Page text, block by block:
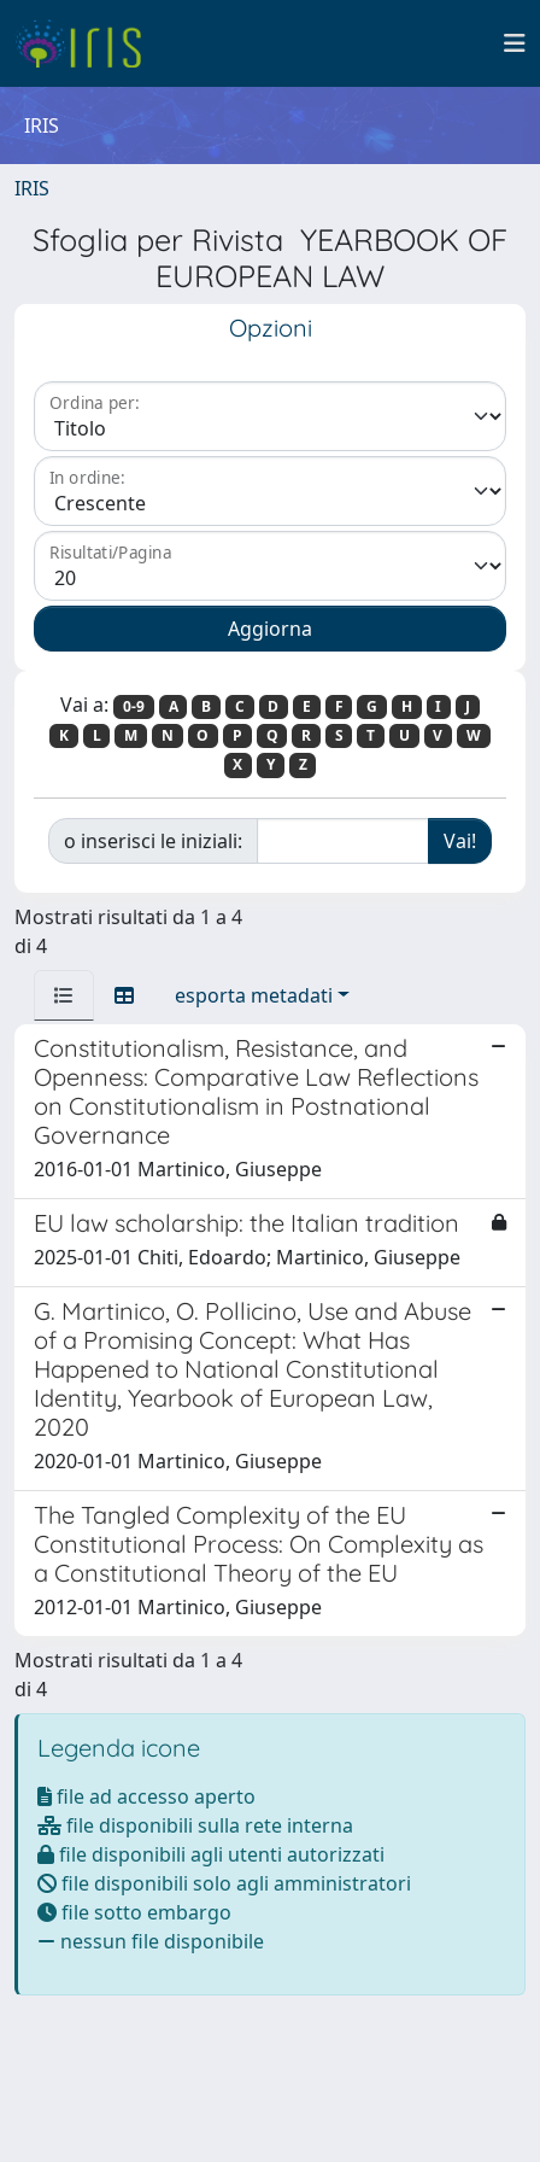
IRIS
IRIS
Sfoglia per Rivista YEARBOOK OF
EUROPEAN LAW
Opzioni
Ordina per:
In ordine:
Risultati/Pagina
Vai a: 0-9 A B C D E F G H I
J
K
L M N O P Q R S T U V
W
X
Y Z
o inserisci le iniziali:
Mostrati risultati da 1 a 4
di 4
esporta metadati
Constitutionalism, Resistance, and
Openness: Comparative Law Reflections
on Constitutionalism in Postnational
Governance
2016-01-01 Martinico, Giuseppe
EU law scholarship: the Italian tradition
2025-01-01 Chiti, Edoardo; Martinico, Giuseppe
G. Martinico, O. Pollicino, Use and Abuse
of a Promising Concept: What Has
Happened to National Constitutional
Identity, Yearbook of European Law,
2020
2020-01-01 Martinico, Giuseppe
The Tangled Complexity of the EU
Constitutional Process: On Complexity as
a Constitutional Theory of the EU
2012-01-01 Martinico, Giuseppe
Mostrati risultati da 1 a 4
di 4
Legenda icone
file ad accesso aperto
file disponibili sulla rete interna
file disponibili agli utenti autorizzati
file disponibili solo agli amministratori
file sotto embargo
nessun file disponibile